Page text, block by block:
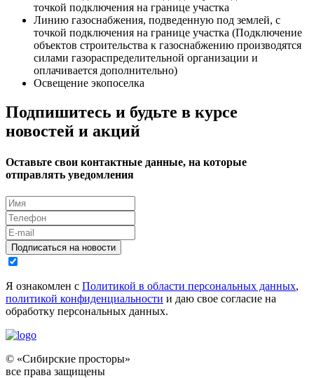
точкой подключения на границе участка
Линию газоснабжения, подведенную под землей, с
точкой подключения на границе участка (Подключение
объектов строительства к газоснабжению производятся
силами газораспределительной организации и
оплачивается дополнительно)
Освещение экопоселка
Подпишитесь и будьте в курсе
новостей и акций
Оставьте свои контактные данные, на которые
отправлять уведомления
Подписаться на новости
Я ознакомлен с Политикой в области персональных данных,
политикой конфиденциальности и даю свое согласие на
обработку персональных данных.
© «Сибирские просторы»
все права защищены